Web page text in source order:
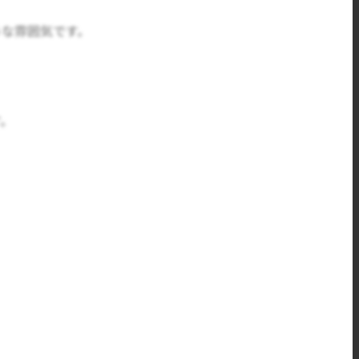
雰囲気です。